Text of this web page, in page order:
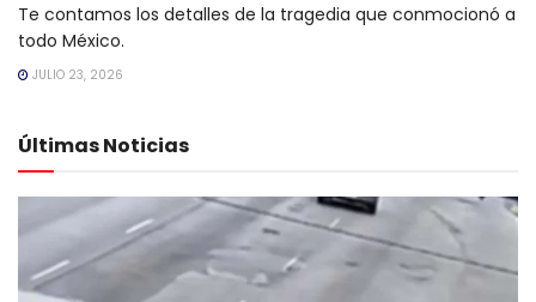
Te contamos los detalles de la tragedia que conmocionó a
todo México.
JULIO 23, 2026
Últimas Noticias